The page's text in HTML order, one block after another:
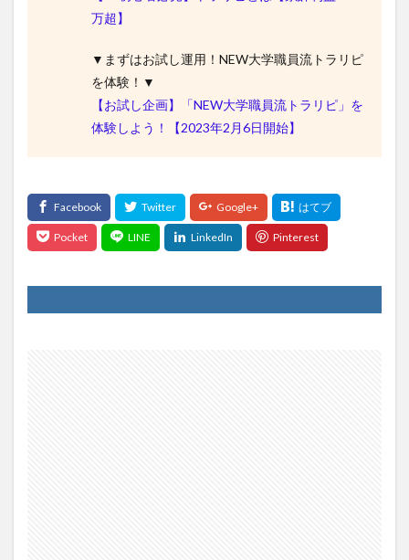
万超】
▼まずはお試し運用！NEW大学職員流トラリピ
を体験！▼
【お試し企画】「NEW大学職員流トラリピ」を
体験しよう！【2023年2月6日開始】